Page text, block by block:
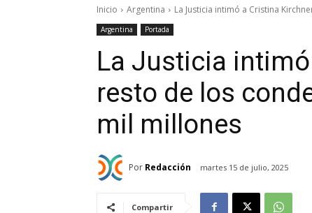
Inicio Argentina La Justicia intimó a Cristina
Argentina Portada
La Justicia
resto de los
mil millones
Por Redacción martes 15 de julio, 2025
Compartir